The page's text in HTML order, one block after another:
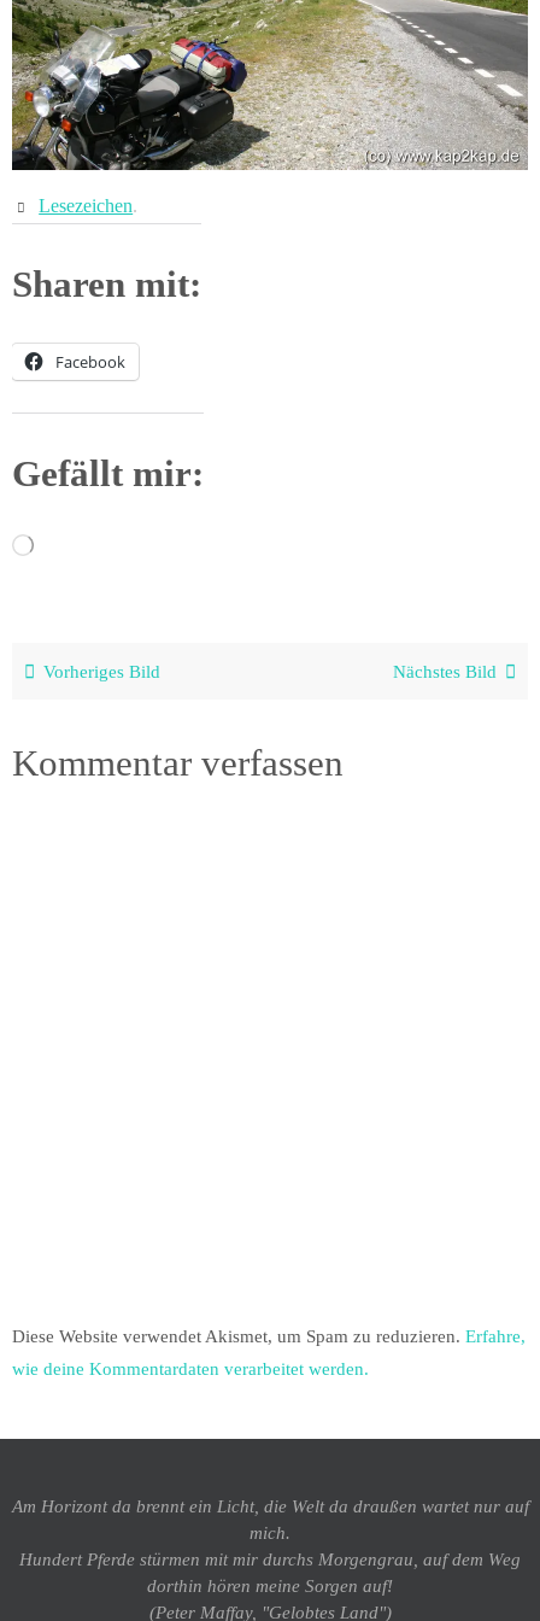
Lesezeichen.
Sharen mit:
Facebook
Gefällt mir:
Wird
Vorheriges Bild Nächstes Bild
Kommentar verfassen
Diese Website verwendet Akismet, um Spam zu reduzieren. Erfahre,
wie deine Kommentardaten verarbeitet werden.
Am Horizont da brennt ein Licht, die Welt da draußen wartet nur auf
mich.
Hundert Pferde stürmen mit mir durchs Morgengrau, auf dem Weg
dorthin hören meine Sorgen auf!
(Peter Maffay, "Gelobtes Land")